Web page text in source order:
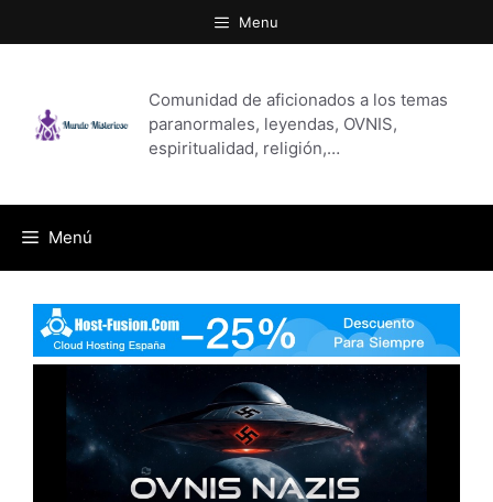
al
Menu
Comunidad de aficionados a los temas
paranormales, leyendas, OVNIS,
espiritualidad, religión,…
Menú